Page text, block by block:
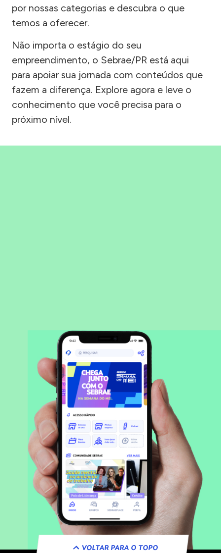
por nossas categorias e descubra o que
temos a oferecer.
Não importa o estágio do seu
empreendimento, o Sebrae/PR está aqui
para apoiar sua jornada com conteúdos que
fazem a diferença. Explore agora e leve o
conhecimento que você precisa para o
próximo nível.
VOLTAR PARA O TOPO